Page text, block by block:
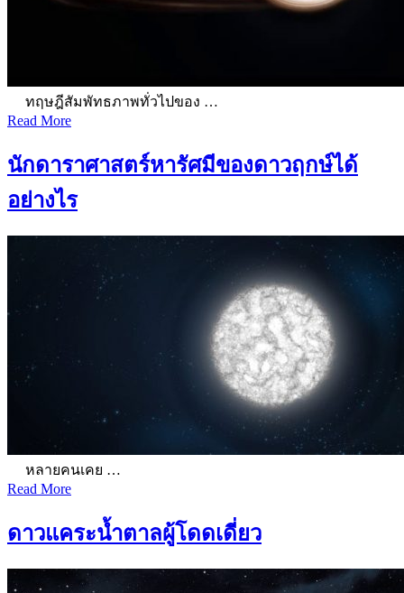
ทฤษฎีสัมพัทธภาพทั่วไปของ …
Read More
นักดาราศาสตร์หารัศมีของดาวฤกษ์ได้
อย่างไร
หลายคนเคย …
Read More
ดาวแคระน้ำตาลผู้โดดเดี่ยว